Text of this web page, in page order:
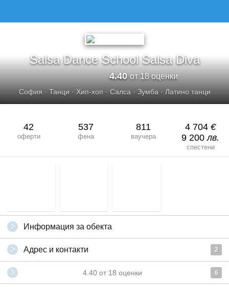
Salsa Dance School Salsa Divа
4.40от 18 оценки
София· Танци· Хип-хоп· Салса· Зумба· Латино танци
42
оферти
537
фена
811
ваучера
4 704 €
9 200лв.
спестени
Информация за обекта
Адрес и контакти 2
4.40 от 18 оценки 6